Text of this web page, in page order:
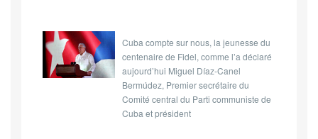
Cuba compte sur nous, la jeunesse du
centenaire de Fidel, comme l’a déclaré
aujourd’hui Miguel Díaz-Canel
Bermúdez, Premier secrétaire du
Comité central du Parti communiste de
Cuba et président